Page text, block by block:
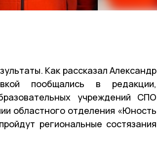
Как рассказал Александр
пообщались в редакции,
учреждений СПО
областного отделения «Юность
региональные состязания